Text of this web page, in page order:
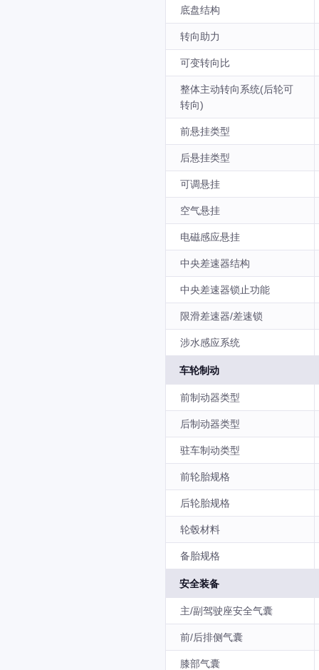
底盘结构
转向助力
可变转向比
整体主动转向系统(后轮可
转向)
前悬挂类型
后悬挂类型
可调悬挂
空气悬挂
电磁感应悬挂
中央差速器结构
中央差速器锁止功能
限滑差速器/差速锁
涉水感应系统
车轮制动
前制动器类型
后制动器类型
驻车制动类型
前轮胎规格
后轮胎规格
轮毂材料
备胎规格
安全装备
主/副驾驶座安全气囊
前/后排侧气囊
膝部气囊